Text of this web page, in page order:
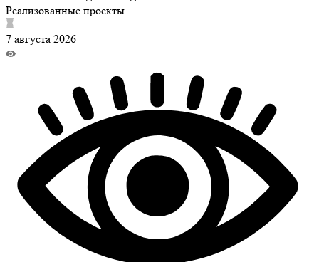
Реализованные проекты
7 августа 2026